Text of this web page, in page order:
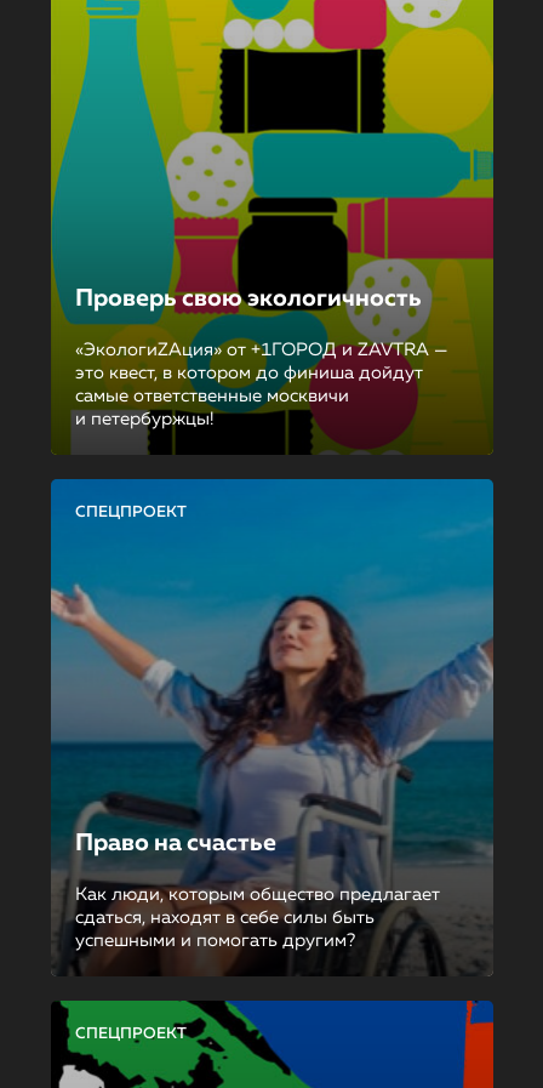
Проверь свою экологичность
«ЭкологиZAция» от +1ГОРОД и ZAVTRA —
это квест, в котором до финиша дойдут
самые ответственные москвичи
и петербуржцы!
СПЕЦПРОЕКТ
Право на счастье
Как люди, которым общество предлагает
сдаться, находят в себе силы быть
успешными и помогать другим?
СПЕЦПРОЕКТ